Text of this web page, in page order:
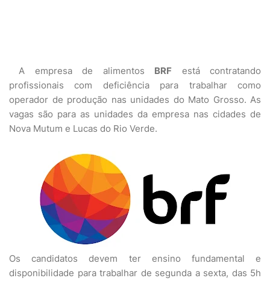
A empresa de alimentos BRF está contratando
profissionais com deficiência para trabalhar como
operador de produção nas unidades do Mato Grosso. As
vagas são para as unidades da empresa nas cidades de
Nova Mutum e Lucas do Rio Verde.
Os candidatos devem ter ensino fundamental e
disponibilidade para trabalhar de segunda a sexta, das 5h